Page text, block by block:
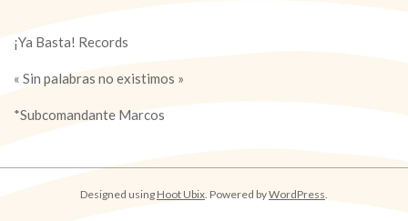
¡Ya Basta! Records
« Sin palabras no existimos »
*Subcomandante Marcos
Designed using Hoot Ubix. Powered byWordPress.